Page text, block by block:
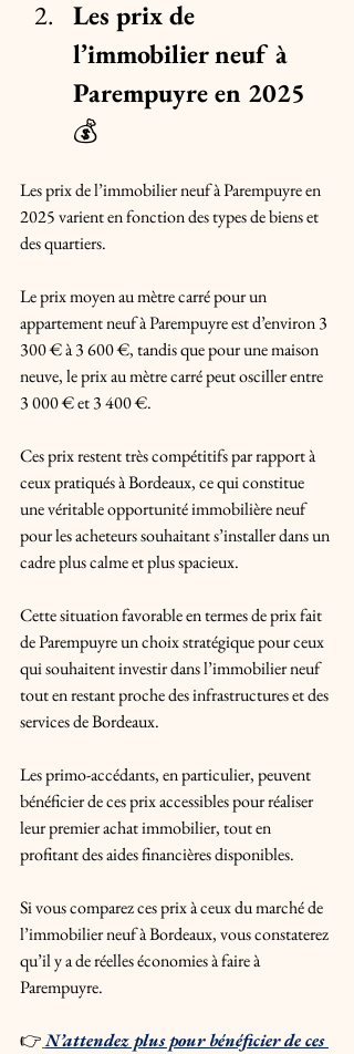
Les prix de
l’immobilier neuf à
Parempuyre en 2025
💰
Les prix de l’immobilier neuf à Parempuyre en
2025 varient en fonction des types de biens et
des quartiers.
Le prix moyen au mètre carré pour un
appartement neuf à Parempuyre est d’environ 3
300 € à 3 600 €, tandis que pour une maison
neuve, le prix au mètre carré peut osciller entre
3 000 € et 3 400 €.
Ces prix restent très compétitifs par rapport à
ceux pratiqués à Bordeaux, ce qui constitue
une véritable opportunité immobilière neuf
pour les acheteurs souhaitant s’installer dans un
cadre plus calme et plus spacieux.
Cette situation favorable en termes de prix fait
de Parempuyre un choix stratégique pour ceux
qui souhaitent investir dans l’immobilier neuf
tout en restant proche des infrastructures et des
services de Bordeaux.
Les primo-accédants, en particulier, peuvent
bénéficier de ces prix accessibles pour réaliser
leur premier achat immobilier, tout en
profitant des aides financières disponibles.
Si vous comparez ces prix à ceux du marché de
l’immobilier neuf à Bordeaux, vous constaterez
qu’il y a de réelles économies à faire à
Parempuyre.
👉N’attendez plus pour bénéficier de ces